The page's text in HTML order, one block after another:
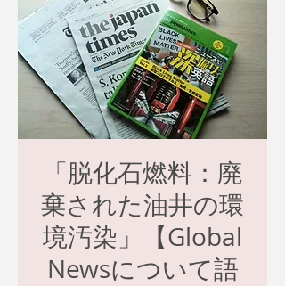
「脱化石燃料：廃
棄された油井の環
境汚染」【Global
Newsについて語